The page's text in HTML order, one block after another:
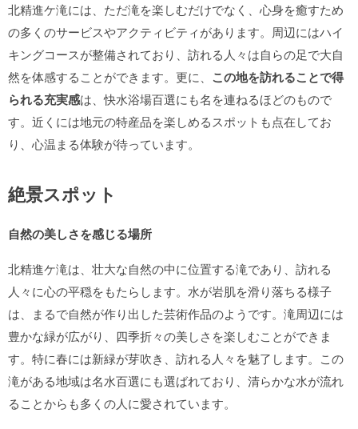
北精進ケ滝には、ただ滝を楽しむだけでなく、心身を癒すため
の多くのサービスやアクティビティがあります。周辺にはハイ
キングコースが整備されており、訪れる人々は自らの足で大自
然を体感することができます。更に、 この地を訪れることで得
られる充実感は、快水浴場百選にも名を連ねるほどのもので
す。近くには地元の特産品を楽しめるスポットも点在してお
り、心温まる体験が待っています。
絶景スポット
自然の美しさを感じる場所
北精進ケ滝は、壮大な自然の中に位置する滝であり、訪れる
人々に心の平穏をもたらします。水が岩肌を滑り落ちる様子
は、まるで自然が作り出した芸術作品のようです。滝周辺には
豊かな緑が広がり、四季折々の美しさを楽しむことができま
す。特に春には新緑が芽吹き、訪れる人々を魅了します。この
滝がある地域は名水百選にも選ばれており、清らかな水が流れ
ることからも多くの人に愛されています。